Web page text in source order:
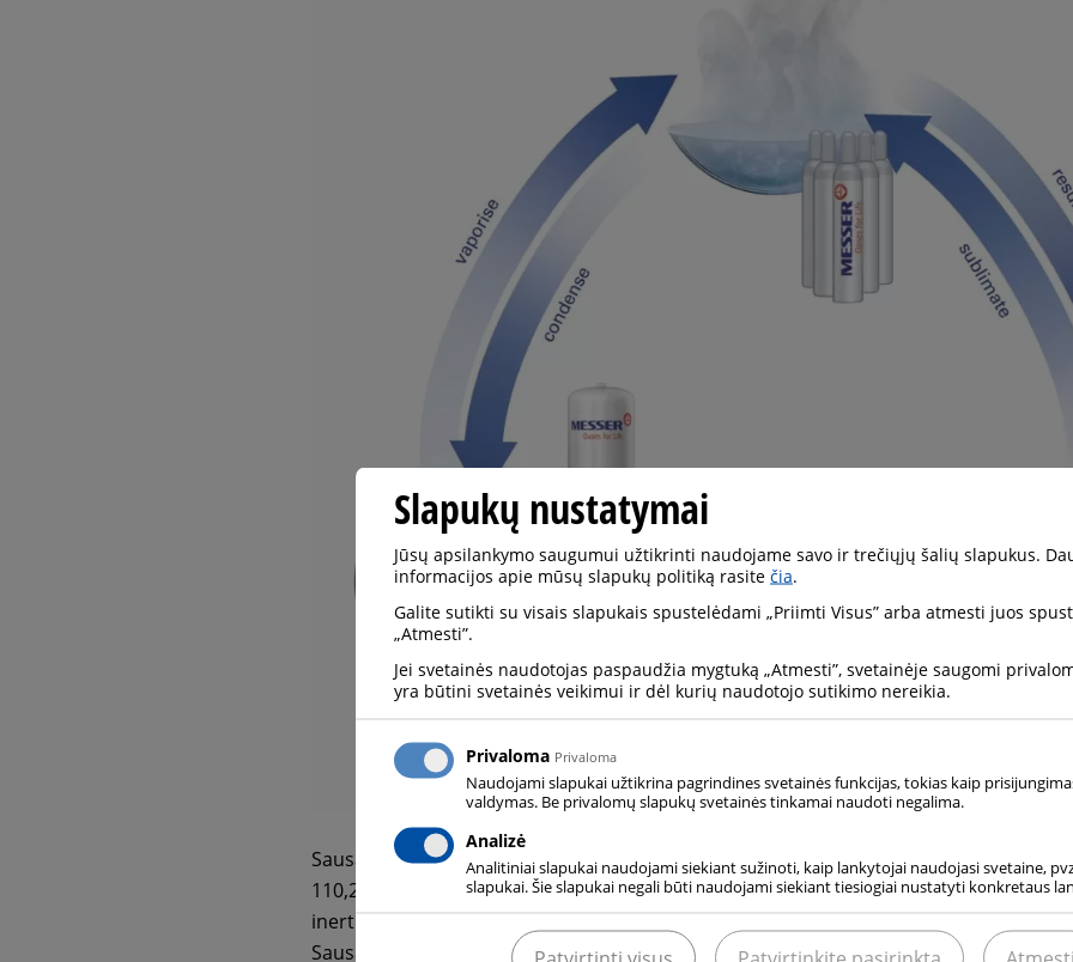
Sausas ledas yra kietos formos CO2 pavadinimas. Esant atmosferos slėgiui,
110,2 laipsnio pagal Farenheitą). Garavimas vyksta visiškai, be liekanų. Sausas ledas
inertiškas, beskonis ir bekvapis. Jis yra baltos spalvos, jo tankis maždaug 1500 kg /
Sausas ledas yra pagamintas iš skysto anglies dioksido (CO2). Sauso ledo
Slapukų nustatymai
Jūsų apsilankymo saugumui užtikrinti naudojame savo ir trečiųjų šalių slapukus.
informacijos apie mūsų slapukų politiką rasite čia.
Galite sutikti su visais slapukais spustelėdami „Priimti Visus” arba atmesti juos
„Atmesti”.
Jei svetainės naudotojas paspaudžia mygtuką „Atmesti”, svetainėje saugomi
yra būtini svetainės veikimui ir dėl kurių naudotojo sutikimo nereikia.
Privaloma Privaloma
Naudojami slapukai užtikrina pagrindines svetainės funkcijas, tokias kaip
valdymas. Be privalomų slapukų svetainės tinkamai naudoti negalima.
Analizė
Analitiniai slapukai naudojami siekiant sužinoti, kaip lankytojai naudojasi svetaine,
slapukai. Šie slapukai negali būti naudojami siekiant tiesiogiai nustatyti konkretaus